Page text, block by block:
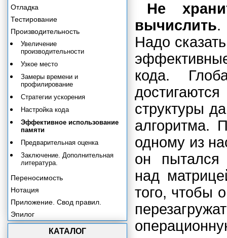
Не
вычислить.
Надо
кода.
структуры
алгоритма.
одному из
он пытался
над
того, чтобы
Отладка
Тестирование
Производительность
Увеличение
производительности
Узкое место
Замеры времени и
профилирование
Стратегии ускорения
Настройка кода
Эффективное использование
памяти
Предварительная оценка
Заключение. Дополнительная
литература.
Переносимость
Нотация
Приложение. Свод правил.
Эпилог
КАТАЛОГ